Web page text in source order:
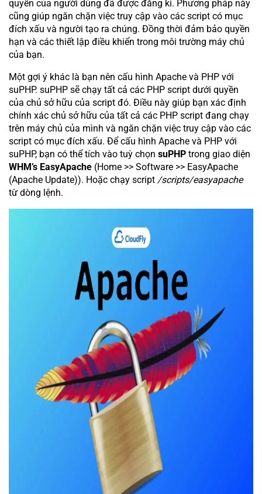
quyền của người dùng đã được đăng kí. Phương pháp này
cũng giúp ngăn chặn việc truy cập vào các script có mục
đích xấu và người tạo ra chúng. Đồng thời đảm bảo quyền
hạn và các thiết lập điều khiển trong môi trường máy chủ
của bạn.
Một gợi ý khác là bạn nên cấu hình Apache và PHP với
suPHP. suPHP sẽ chạy tất cả các PHP script dưới quyền
của chủ sở hữu của script đó. Điều này giúp bạn xác định
chính xác chủ sở hữu của tất cả các PHP script đang chạy
trên máy chủ của mình và ngăn chặn việc truy cập vào các
script có mục đích xấu. Để cấu hình Apache và PHP với
suPHP, bạn có thể tích vào tuỳ chọn suPHP trong giao diện
WHM’s EasyApache (Home >> Software >> EasyApache
(Apache Update)). Hoặc chạy script /scripts/easyapache
từ dòng lệnh.